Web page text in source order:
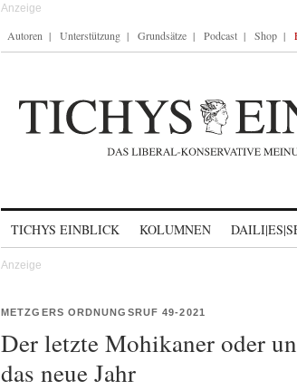
Autoren Unterstützung Grundsätze Podcast Shop
TICHYS EINBLICK KOLUMNEN
METZGERS ORDNUNGSRUF 49-2021
Der letzte Mohikaner oder
das neue Jahr